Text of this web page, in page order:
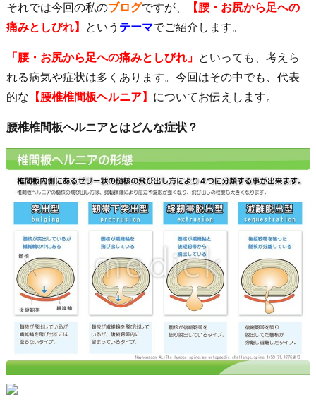
それでは今回の私のブログですが、
【腰・お尻から足への
痛みとしびれ】
という テーマでご紹介します。
「腰・お尻から足への痛みとしびれ」 といっても、考えら
れる病気や症状は多くあります。今回はその中でも、代表
的な 【腰椎椎間板ヘルニア】 についてお伝えします。
腰椎椎間板ヘルニアとはどんな症状？